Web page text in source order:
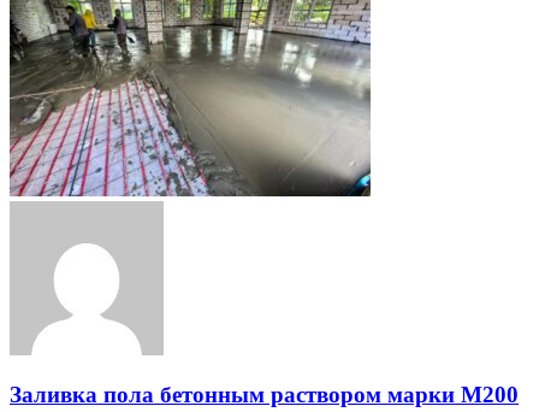
Заливка пола бетонным раствором марки М200